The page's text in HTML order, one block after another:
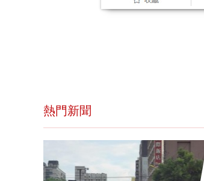
熱門新聞